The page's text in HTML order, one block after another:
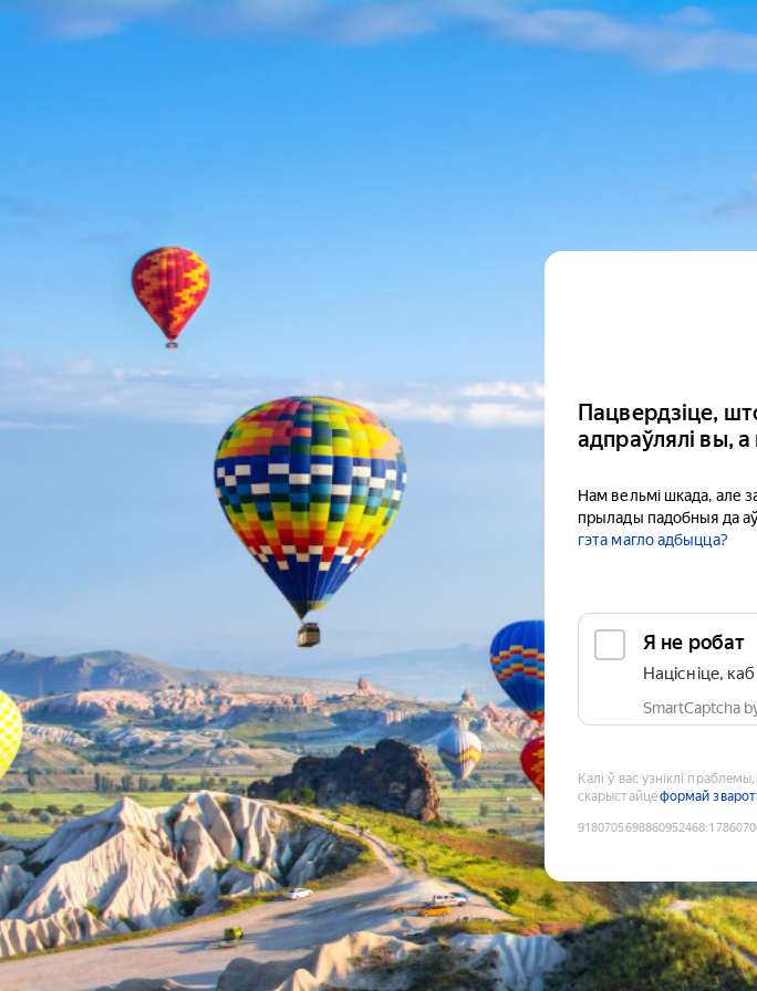
Пацвердзіце,
адпраўлялі вы,
Нам вельмі шкада, але
прылады падобныя да
гэта магло адбыцца?
Я не робат
Націсніце,
SmartCaptcha
Калі ў вас узніклі праблемы,
скарыстайцеформай
9180705698860952468: